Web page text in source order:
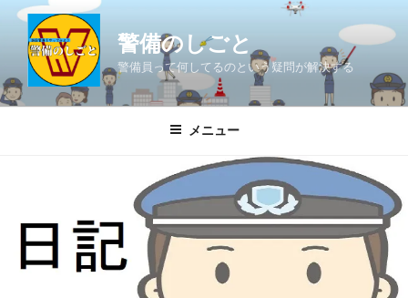
ン
ツ
警備のしごと
警備員って何してるのという疑問が解決する
メニュー